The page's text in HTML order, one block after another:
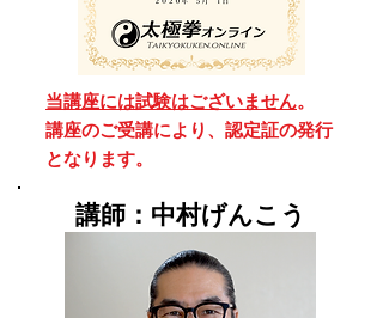
当講座には試験はございません。
講座のご受講により、認定証の発行
となります。
​講師：中村げんこう